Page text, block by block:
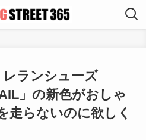
ランシューズ
」の新色がおしゃ
走らないのに欲しく